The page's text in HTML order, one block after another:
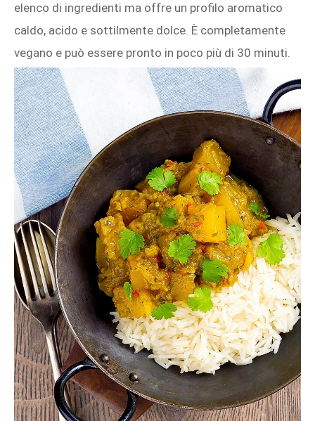
elenco di ingredienti ma offre un profilo aromatico
caldo, acido e sottilmente dolce. È completamente
vegano e può essere pronto in poco più di 30 minuti.